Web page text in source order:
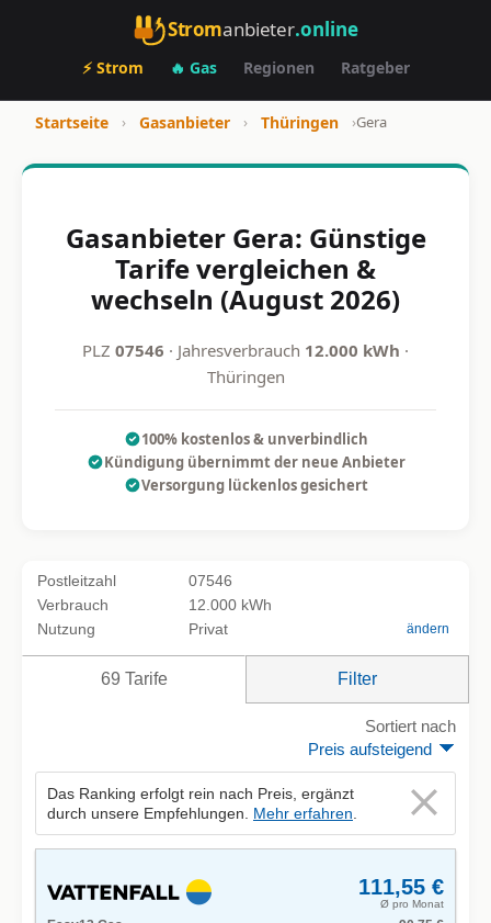
Stromanbieter.online
⚡ Strom 🔥 Gas Regionen Ratgeber
Startseite › Gasanbieter › Thüringen ›Gera
Gasanbieter Gera: Günstige
Tarife vergleichen &
wechseln (August 2026)
PLZ 07546 · Jahresverbrauch 12.000 kWh ·
Thüringen
100% kostenlos & unverbindlich
Kündigung übernimmt der neue Anbieter
Versorgung lückenlos gesichert